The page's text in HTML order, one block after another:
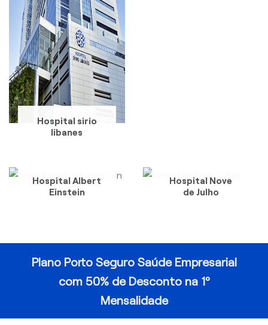
Hospital sirio
libanes
Hospital Albert
Einstein
Hospital Nove
de Julho
Plano Porto Seguro Saúde Empresarial
com 50% de Desconto na 1º
Mensalidade